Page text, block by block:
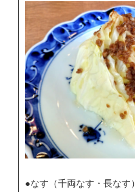
●なす（千両なす・長なす）